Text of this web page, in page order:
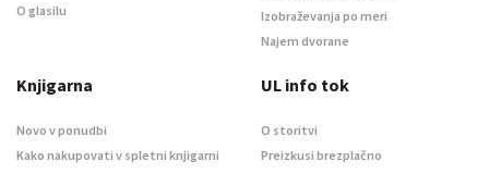
O glasilu
Izobraževanja po meri
Najem dvorane
Knjigarna
Novo v ponudbi
Kako nakupovati v spletni knjigarni
UL info tok
O storitvi
Preizkusi brezplačno